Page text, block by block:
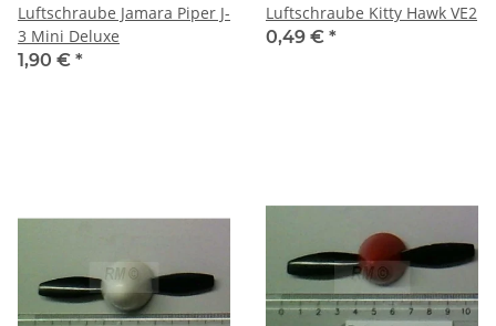
Luftschraube Jamara Piper J-
3 Mini Deluxe
1,90 € *
Luftschraube Kitty Hawk VE2
0,49 € *